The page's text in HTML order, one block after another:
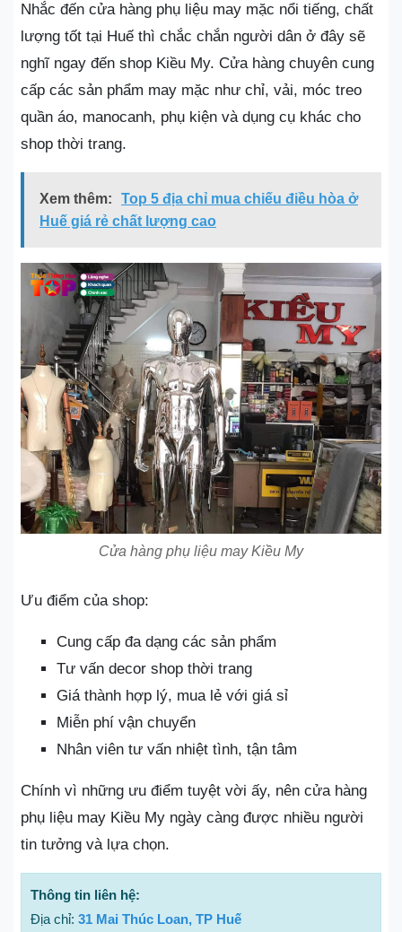
Nhắc đến cửa hàng phụ liệu may mặc nổi tiếng, chất
lượng tốt tại Huế thì chắc chắn người dân ở đây sẽ
nghĩ ngay đến shop Kiều My. Cửa hàng chuyên cung
cấp các sản phẩm may mặc như chỉ, vải, móc treo
quần áo, manocanh, phụ kiện và dụng cụ khác cho
shop thời trang.
Xem thêm:
Top 5 địa chỉ mua chiếu điều hòa ở
Huế giá rẻ chất lượng cao
Cửa hàng phụ liệu may Kiều My
Ưu điểm của shop:
Cung cấp đa dạng các sản phẩm
Tư vấn decor shop thời trang
Giá thành hợp lý, mua lẻ với giá sỉ
Miễn phí vận chuyển
Nhân viên tư vấn nhiệt tình, tận tâm
Chính vì những ưu điểm tuyệt vời ấy, nên cửa hàng
phụ liệu may Kiều My ngày càng được nhiều người
tin tưởng và lựa chọn.
Thông tin liên hệ:
Địa chỉ: 31 Mai Thúc Loan, TP Huế